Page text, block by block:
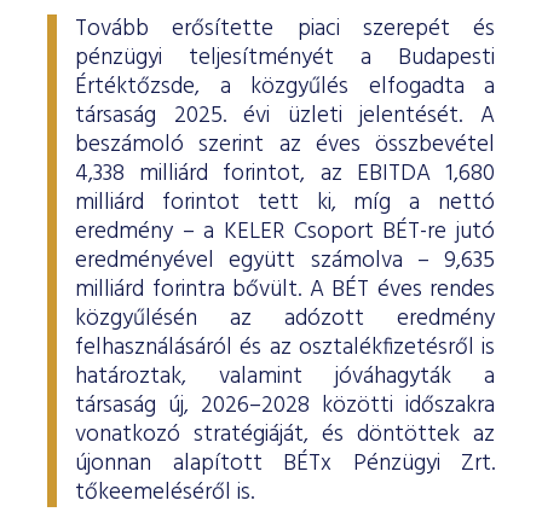
Tovább erősítette piaci szerepét és
pénzügyi teljesítményét a Budapesti
Értéktőzsde, a közgyűlés elfogadta a
társaság 2025. évi üzleti jelentését. A
beszámoló szerint az éves összbevétel
4,338 milliárd forintot, az EBITDA 1,680
milliárd forintot tett ki, míg a nettó
eredmény – a KELER Csoport BÉT-re jutó
eredményével együtt számolva – 9,635
milliárd forintra bővült. A BÉT éves rendes
közgyűlésén az adózott eredmény
felhasználásáról és az osztalékfizetésről is
határoztak, valamint jóváhagyták a
társaság új, 2026–2028 közötti időszakra
vonatkozó stratégiáját, és döntöttek az
újonnan alapított BÉTx Pénzügyi Zrt.
tőkeemeléséről is.